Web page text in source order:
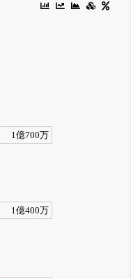
1億700万
1億400万